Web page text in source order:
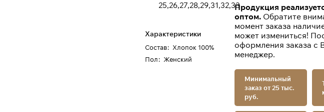
25,26,27,28,29,31,32,33
Характеристики
Состав: Хлопок 100%
Пол: Женский
Продукция
оптом. Обратите
момент заказа
может измениться!
оформления заказа с
менеджер.
Минимальный
заказ от 25 тыс.
руб.